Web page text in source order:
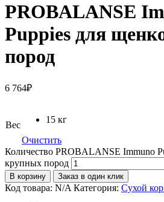
PROBALANSE
Puppies для
пород
6 764₽
Вес
15 кг
Очистить
Количество PROBALANSE Immuno
крупных пород
В корзину Заказ в один клик
Код товара: N/A Категория: Сухой